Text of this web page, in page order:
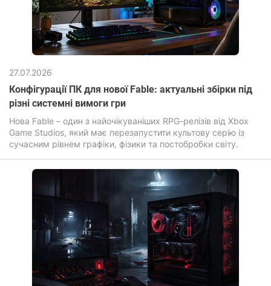
27.07.2026
Конфігурації ПК для нової Fable: актуальні збірки під
різні системні вимоги гри
Нова Fable – один з найочікуваніших RPG-релізів від Xbox
Game Studios, який має перезапустити культову серію із
сучасним рівнем графіки, фізики та постобробки світу.